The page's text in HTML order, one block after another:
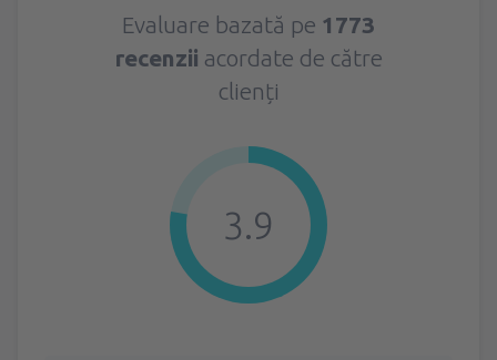
Evaluare bazată pe 1773
recenzii acordate de către
clienți
3.9